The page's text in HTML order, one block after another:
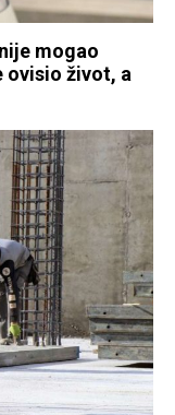
mogao
ovisio život, a